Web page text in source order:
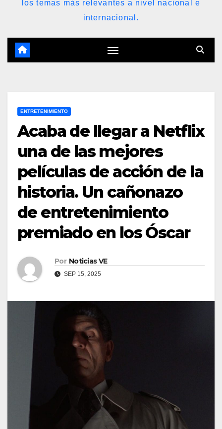
los temas más relevantes a nivel nacional e
internacional.
ENTRETENIMIENTO
Acaba de llegar a Netflix
una de las mejores
películas de acción de la
historia. Un cañonazo
de entretenimiento
premiado en los Óscar
Por Noticias VE
SEP 15, 2025